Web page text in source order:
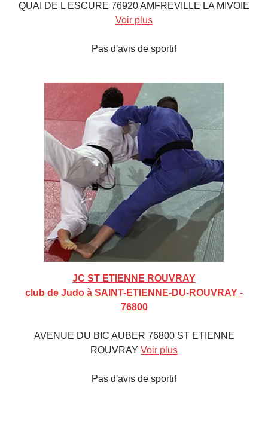
QUAI DE L ESCURE 76920 AMFREVILLE LA MIVOIE
Voir plus
Pas d'avis de sportif
JC ST ETIENNE ROUVRAY
club de Judo à SAINT-ETIENNE-DU-ROUVRAY -
76800
AVENUE DU BIC AUBER 76800 ST ETIENNE
ROUVRAY Voir plus
Pas d'avis de sportif